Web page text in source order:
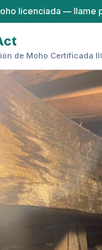
licenciada — llame
de Moho Certificada